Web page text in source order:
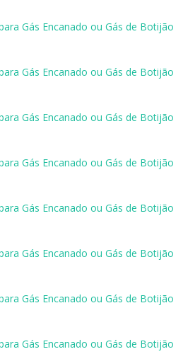
Gás Encanado ou Gás de Botijão
Gás Encanado ou Gás de Botijão
Gás Encanado ou Gás de Botijão
Gás Encanado ou Gás de Botijão
Gás Encanado ou Gás de Botijão
Gás Encanado ou Gás de Botijão
Gás Encanado ou Gás de Botijão
Gás Encanado ou Gás de Botijão